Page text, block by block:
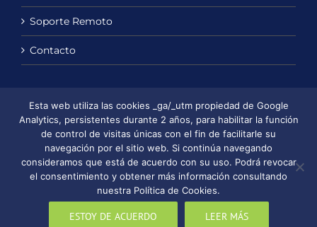
Soporte Remoto
Contacto
Política de Privacidad
Política de Cookies
Aviso Legal
Esta web utiliza las cookies _ga/_utm propiedad de Google
Analytics, persistentes durante 2 años, para habilitar la función
de control de visitas únicas con el fin de facilitarle su
navegación por el sitio web. Si continúa navegando
consideramos que está de acuerdo con su uso. Podrá revocar
el consentimiento y obtener más información consultando
nuestra Política de Cookies.
ESTOY DE ACUERDO LEER MÁS